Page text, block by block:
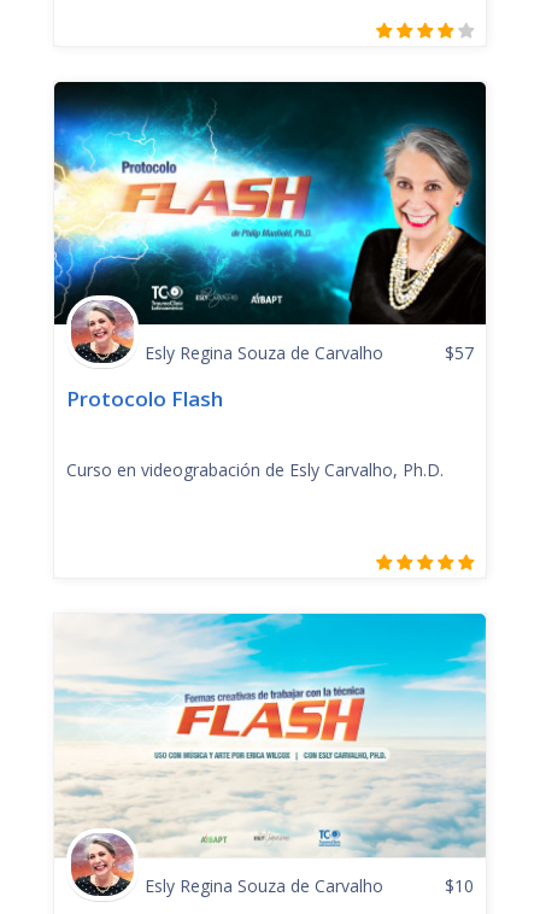
Esly Regina Souza de Carvalho $57
Protocolo Flash
Curso en videograbación de Esly Carvalho, Ph.D.
Esly Regina Souza de Carvalho $10